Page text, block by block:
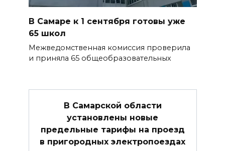
В Самаре к 1 сентября готовы уже
65 школ
Межведомственная комиссия проверила
и приняла 65 общеобразовательных
В Самарской области
установлены новые
предельные тарифы на проезд
в пригородных электропоездах